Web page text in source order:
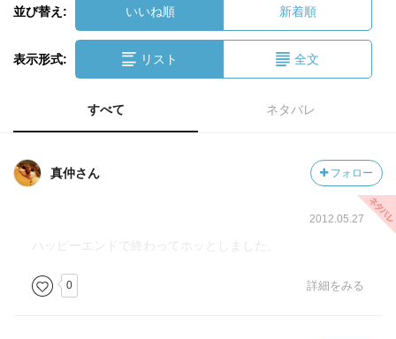
並び替え: いいね順 新着順
表示形式: リスト 全文
すべて ネタバレ
真仲さん フォロー
2012.05.27
ハッピーエンドで終わってホッとしました。
0 詳細をみる